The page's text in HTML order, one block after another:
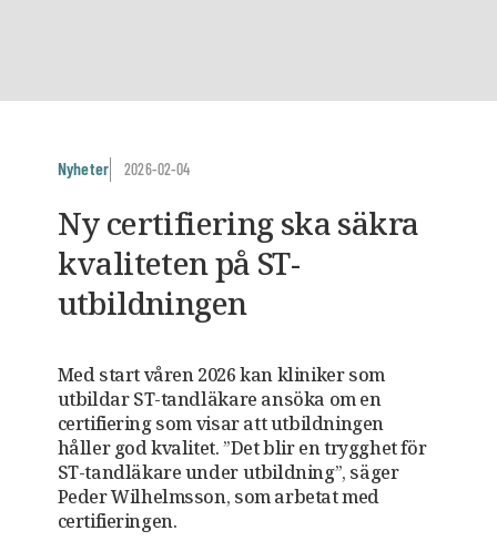
Nyheter 2026-02-04
Ny certifiering ska säkra
kvaliteten på ST-
utbildningen
Med start våren 2026 kan kliniker som
utbildar ST-tandläkare ansöka om en
certifiering som visar att utbildningen
håller god kvalitet. ”Det blir en trygghet för
ST-tandläkare under utbildning”, säger
Peder Wilhelmsson, som arbetat med
certifieringen.